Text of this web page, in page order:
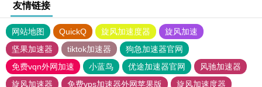
友情链接
网站地图 QuickQ 旋风加速度器
旋风加速
坚果加速器
tiktok加速器
狗急加速器官网
免费vqn外网加速
小蓝鸟 优途加速器官网
风驰加速器
旋风加速器
免费vps加速器外网苹果版 旋风加速度器